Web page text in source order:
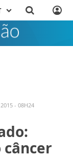
2015 - 08H24
câncer